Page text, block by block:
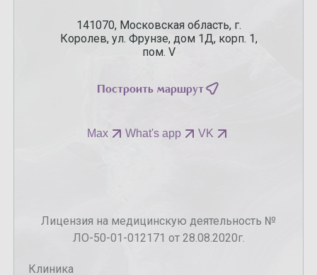
141070, Московская область, г.
Королев, ул. Фрунзе, дом 1Д, корп. 1,
пом. V
Построить маршрут
Max What's app VK
Клиника
Лицензия на медицинскую деятельность №
ЛО-50-01-012171 от 28.08.2020г.